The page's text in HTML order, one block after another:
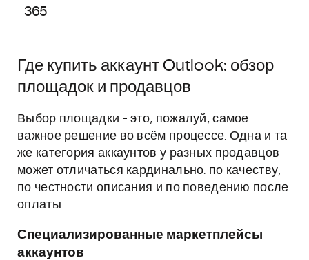
365
Где купить аккаунт Outlook: обзор
площадок и продавцов
Выбор площадки - это, пожалуй, самое
важное решение во всём процессе. Одна и та
же категория аккаунтов у разных продавцов
может отличаться кардинально: по качеству,
по честности описания и по поведению после
оплаты.
Специализированные маркетплейсы
аккаунтов